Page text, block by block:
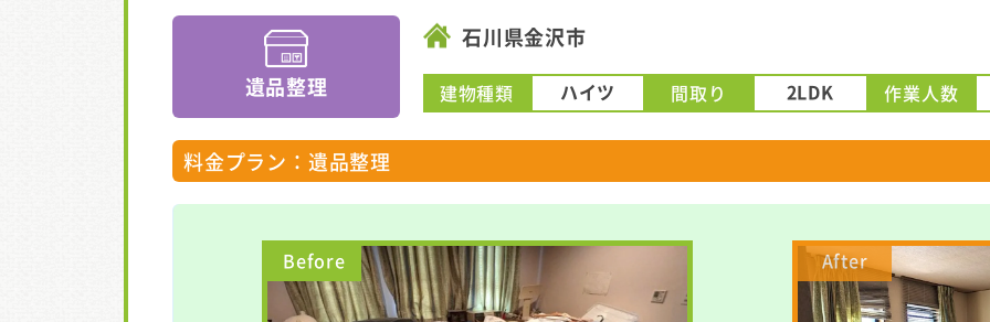
遺品整理
石川県金沢市
建物種類 ハイツ 間取り 2LDK 作業人数
料金プラン：遺品整理